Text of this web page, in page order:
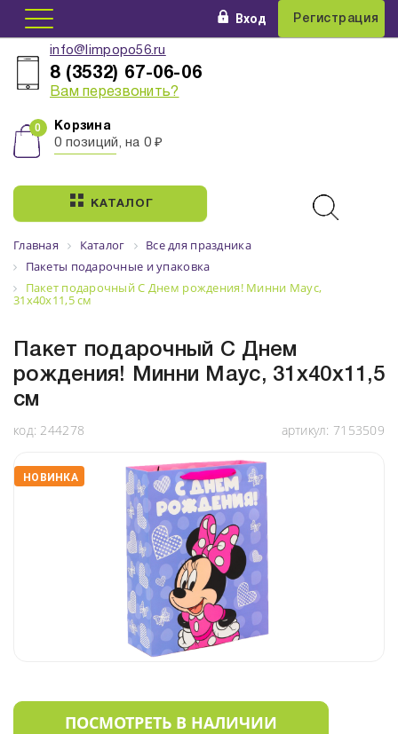
Вход Регистрация
info@limpopo56.ru
8 (3532) 67-06-06
Вам перезвонить?
Корзина
0 позиций, на 0 ₽
КАТАЛОГ
Главная Каталог
Все для праздника
Пакеты подарочные и упаковка
Пакет подарочный С Днем рождения! Минни Маус,
31х40х11,5 см
Пакет подарочный С Днем
рождения! Минни Маус, 31х40х11,5
см
код: 244278 артикул: 7153509
НОВИНКА
ПОСМОТРЕТЬ В НАЛИЧИИ